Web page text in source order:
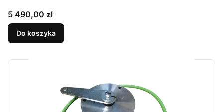
Cena
5 490,00 zł
Do koszyka